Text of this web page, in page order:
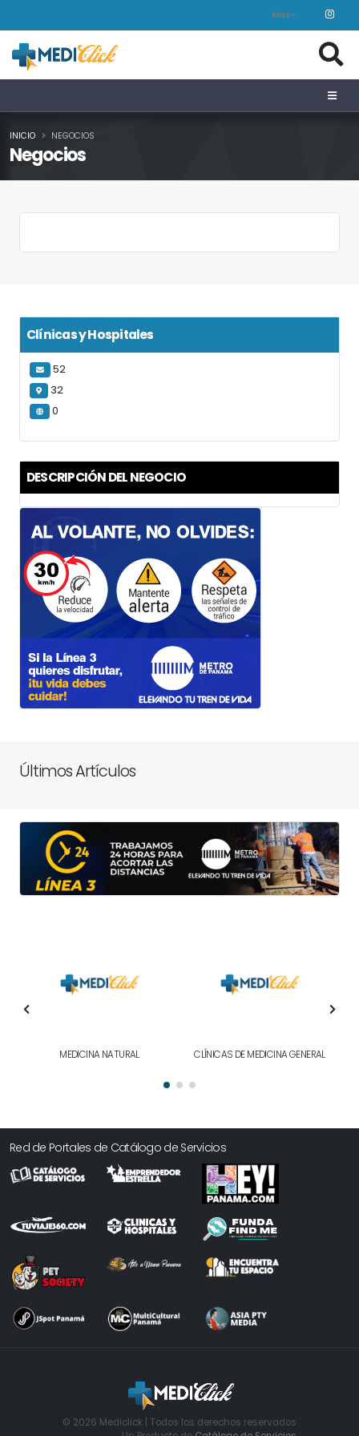
Mas
Negocios
INICIO NEGOCIOS
Clínicas y Hospitales
52
32
0
DESCRIPCIÓN DEL NEGOCIO
Últimos Artículos
MEDICINA NATURAL CLÍNICAS DE MEDICINA GENERAL
Red de Portales de Catálogo de Servicios
© 2026 Mediclick | Todos los derechos reservados